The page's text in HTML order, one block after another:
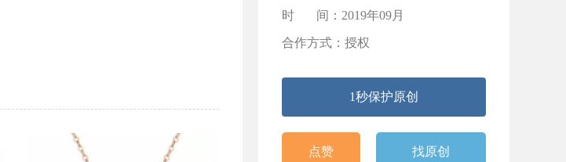
时 间：2019年09月
合作方式：授权
1秒保护原创
点赞 找原创